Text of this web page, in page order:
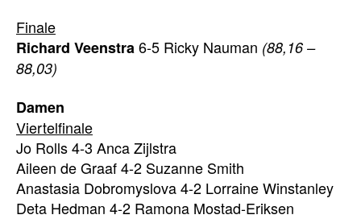
Finale
Richard Veenstra6-5 Ricky Nauman (88,16 –
88,03)
Damen
Viertelfinale
Jo Rolls 4-3 Anca Zijlstra
Aileen de Graaf 4-2 Suzanne Smith
Anastasia Dobromyslova 4-2 Lorraine Winstanley
Deta Hedman 4-2 Ramona Mostad-Eriksen